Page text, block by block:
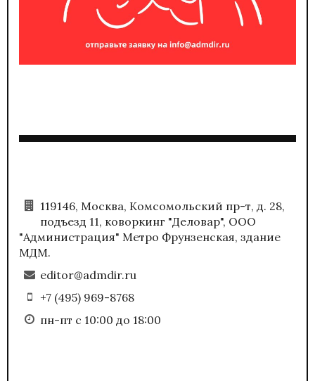
119146, Москва, Комсомольский пр-т, д. 28,
подъезд 11, коворкинг "Деловар", ООО
"Администрация" Метро Фрунзенская, здание
МДМ.
editor@admdir.ru
+7 (495) 969-8768
пн-пт с 10:00 до 18:00